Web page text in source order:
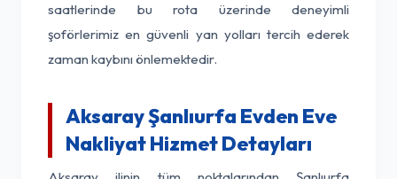
saatlerinde bu rota üzerinde deneyimli
şoförlerimiz en güvenli yan yolları tercih ederek
zaman kaybını önlemektedir.
Aksaray Şanlıurfa Evden Eve
Nakliyat Hizmet Detayları